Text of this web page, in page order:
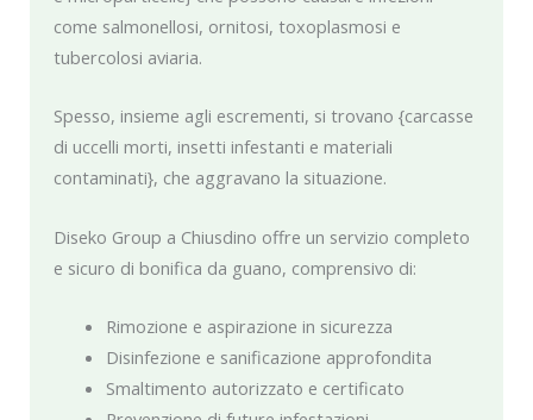
come salmonellosi, ornitosi, toxoplasmosi e
tubercolosi aviaria.
Spesso, insieme agli escrementi, si trovano {carcasse
di uccelli morti, insetti infestanti e materiali
contaminati}, che aggravano la situazione.
Diseko Group a Chiusdino offre un servizio completo
e sicuro di bonifica da guano, comprensivo di:
Rimozione e aspirazione in sicurezza
Disinfezione e sanificazione approfondita
Smaltimento autorizzato e certificato